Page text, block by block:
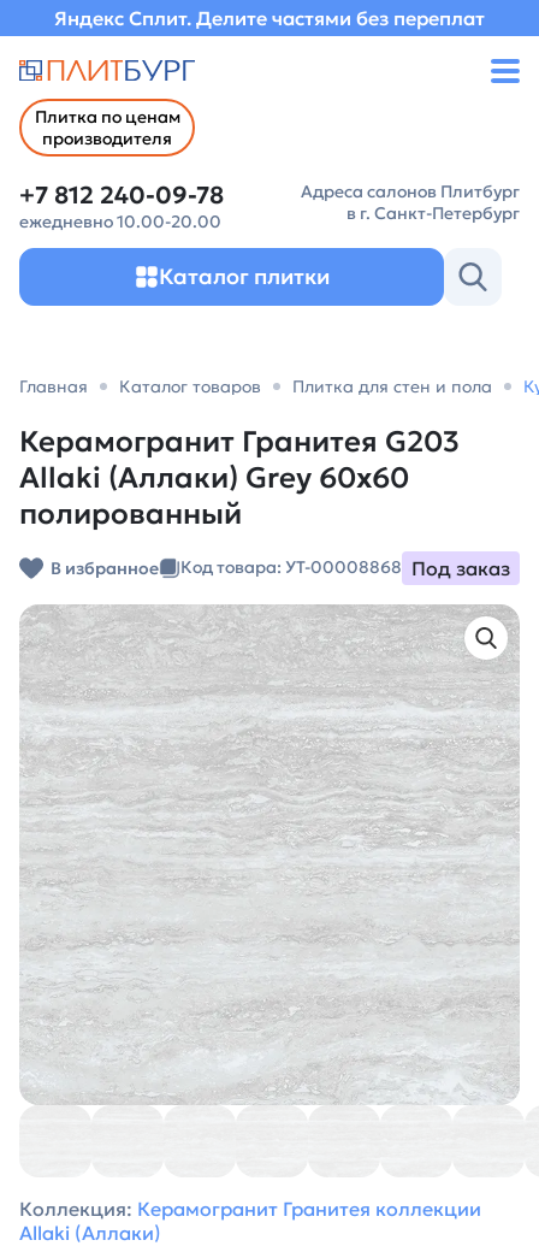
Яндекс Сплит. Делите частями без переплат
Плитка по ценам
производителя
+7 812 240-09-78
ежедневно 10.00-20.00
Адреса салонов Плитбург
в г. Санкт-Петербург
Каталог плитки
Главная Каталог товаров Плитка для стен и пола
Керамогранит Гранитея G203
Allaki (Аллаки) Grey 60х60
полированный
В избранное Код товара: УТ-00008868 Под заказ
Коллекция: Керамогранит Гранитея коллекции
Allaki (Аллаки)